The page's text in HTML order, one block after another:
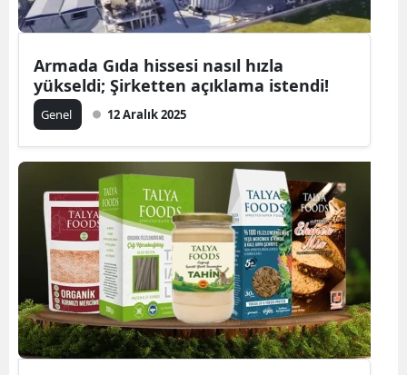
Armada Gıda hissesi nasıl hızla
yükseldi; Şirketten açıklama istendi!
Genel 12 Aralık 2025